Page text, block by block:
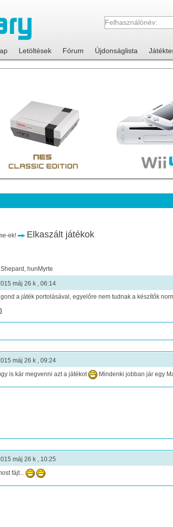
Letöltések Fórum Újdonságlista
ek! Elkaszált játékok
hunMyrte
máj 26 k , 06:14
a játék portolásával, egyelőre nem tudnak a készítők
máj 26 k , 09:24
is kár megvenni azt a játékot Mindenki jobban jár egy
máj 26 k , 10:25
fájt...